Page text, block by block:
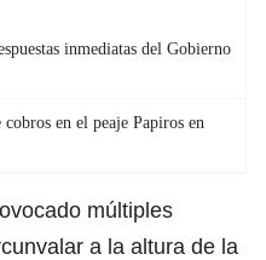
inmediatas del Gobierno
en el peaje Papiros en
múltiples
a la altura de la